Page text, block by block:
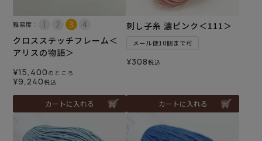
難易度：
クロスステッチフレーム＜
アリスの物語＞
¥15,400 のところ
¥9,240税込
カートに入れる
刺し子糸 濃ピンク＜111＞
メール便10個まで可
¥308税込
カートに入れる